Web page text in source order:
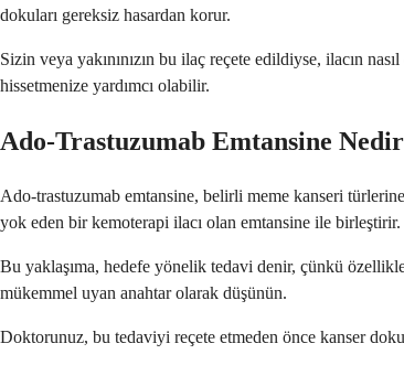
dokuları gereksiz hasardan korur.
Sizin veya yakınınızın bu ilaç reçete edildiyse, ilacın
hissetmenize yardımcı olabilir.
Ado-Trastuzumab Emtansine
Ado-trastuzumab emtansine, belirli meme kanseri
yok eden bir kemoterapi ilacı olan emtansine ile birleştirir.
Bu yaklaşıma, hedefe yönelik tedavi denir, çünkü
mükemmel uyan anahtar olarak düşünün.
Doktorunuz, bu tedaviyi reçete etmeden önce kanser